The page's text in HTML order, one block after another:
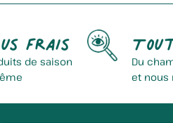
frais
de saison
Du
et nous